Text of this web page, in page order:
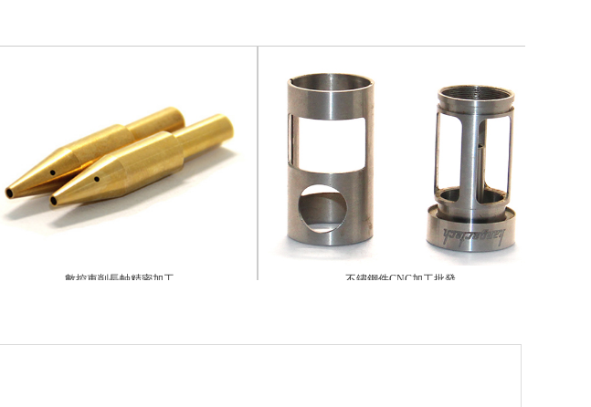
數控車削長軸精密加工 不鏽鋼件CNC加工批發